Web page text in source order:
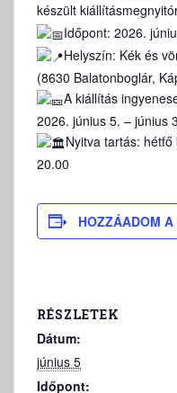
készült
Időpont: 2026.
Helyszín: Kék és
(8630 Balatonboglár,
A kiállítás
2026. június 5. – június
Nyitva tartás: hétfő
20.00
HOZZÁADOM
RÉSZLETEK
Dátum:
június 5
Időpont: